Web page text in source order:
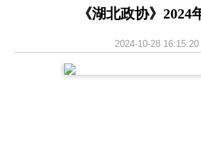
《湖北政协》2024
2024-10-28 16:15:20